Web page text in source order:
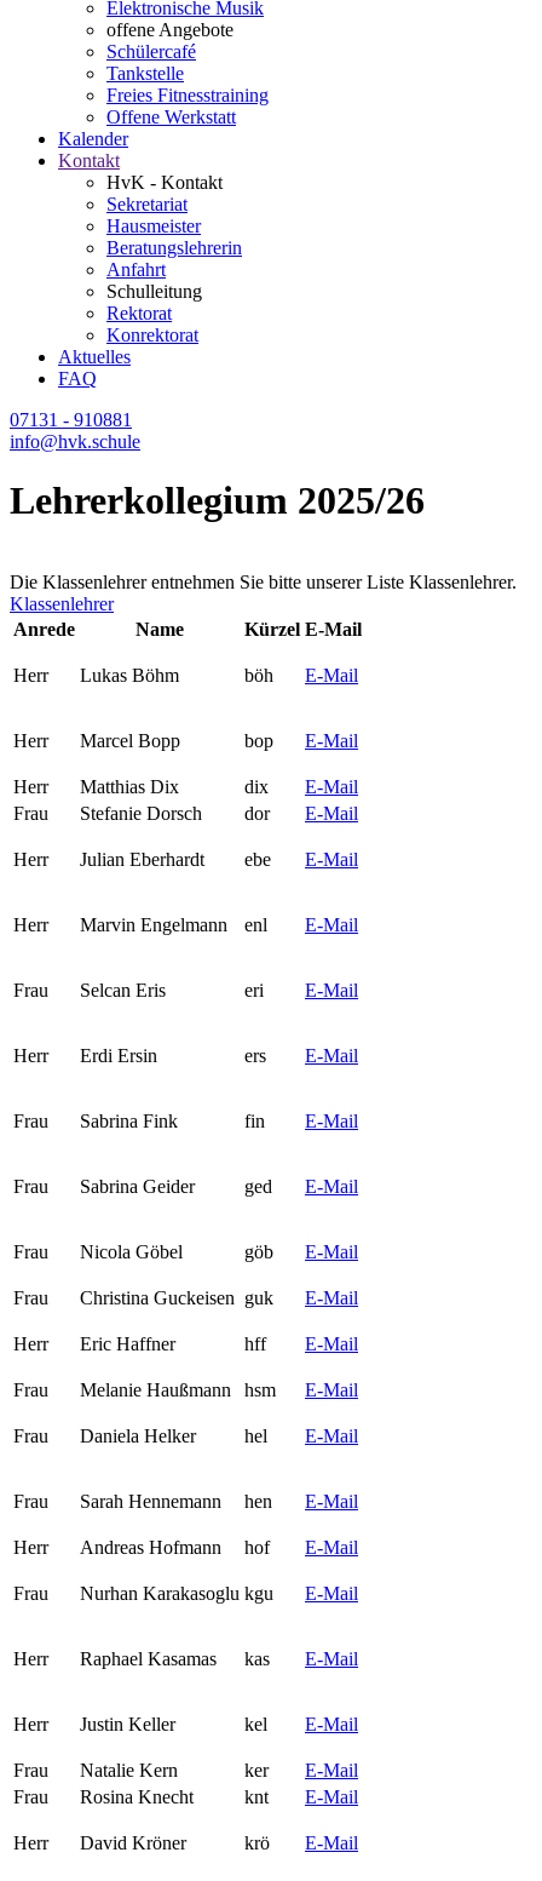
Elektronische Musik
offene Angebote
Schülercafé
Tankstelle
Freies Fitnesstraining
Offene Werkstatt
Kalender
Kontakt
HvK - Kontakt
Sekretariat
Hausmeister
Beratungslehrerin
Anfahrt
Schulleitung
Rektorat
Konrektorat
Aktuelles
FAQ
07131 - 910881
info@hvk.schule
Lehrerkollegium 2025/26
Die Klassenlehrer entnehmen Sie bitte unserer Liste Klassenlehrer.
Klassenlehrer
Anrede
Name Kürzel E-Mail
Herr Lukas Böhm böh E-Mail
Herr Marcel Bopp bop E-Mail
Herr Matthias Dix dix
E-Mail
Frau
Stefanie Dorsch dor E-Mail
Herr Julian Eberhardt ebe E-Mail
Herr Marvin Engelmann enl E-Mail
Frau Selcan Eris eri E-Mail
Herr Erdi Ersin ers E-Mail
Frau Sabrina Fink fin E-Mail
Frau Sabrina Geider ged E-Mail
Frau Nicola Göbel göb E-Mail
Frau Christina Guckeisen guk E-Mail
Herr Eric Haffner hff E-Mail
Frau Melanie Haußmann hsm E-Mail
Frau Daniela Helker hel E-Mail
Frau Sarah Hennemann hen E-Mail
Herr Andreas Hofmann hof E-Mail
Frau Nurhan Karakasoglu kgu E-Mail
Herr Raphael Kasamas kas E-Mail
Herr Justin Keller kel E-Mail
Frau Natalie Kern ker
E-Mail
Frau
Rosina Knecht knt E-Mail
Herr David Kröner krö E-Mail